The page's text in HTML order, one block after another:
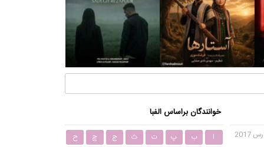
خوانندگان براساس الفبا
ا ب پ ت ث ج چ
ح